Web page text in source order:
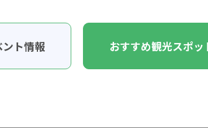
ト情報 おすすめ観光スポッ